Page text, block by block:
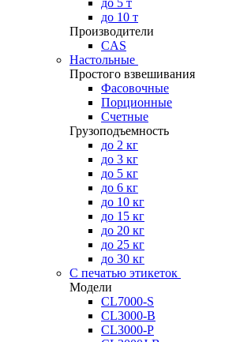
до 5 т
до 10 т
Производители
CAS
Настольные
Простого взвешивания
Фасовочные
Порционные
Счетные
Грузоподъемность
до 2 кг
до 3 кг
до 5 кг
до 6 кг
до 10 кг
до 15 кг
до 20 кг
до 25 кг
до 30 кг
С печатью этикеток
Модели
CL7000-S
CL3000-B
CL3000-P